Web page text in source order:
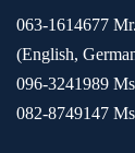
063-1614677
(English,
096-3241989
082-8749147